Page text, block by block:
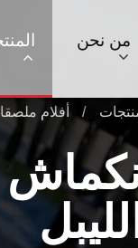
من نحن
أفلام